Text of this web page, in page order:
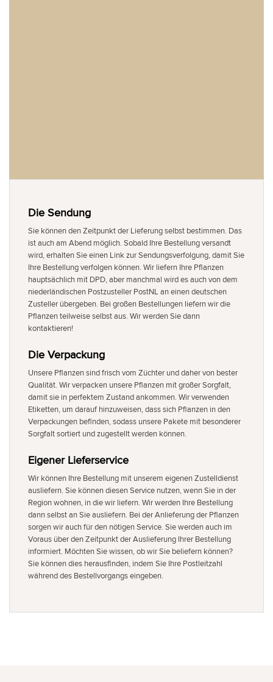
Die Sendung
Sie können den Zeitpunkt der Lieferung selbst bestimmen. Das
ist auch am Abend möglich. Sobald Ihre Bestellung versandt
wird, erhalten Sie einen Link zur Sendungsverfolgung, damit Sie
Ihre Bestellung verfolgen können. Wir liefern Ihre Pflanzen
hauptsächlich mit DPD, aber manchmal wird es auch von dem
niederländischen Postzusteller PostNL an einen deutschen
Zusteller übergeben. Bei großen Bestellungen liefern wir die
Pflanzen teilweise selbst aus. Wir werden Sie dann
kontaktieren!
Die Verpackung
Unsere Pflanzen sind frisch vom Züchter und daher von bester
Qualität. Wir verpacken unsere Pflanzen mit großer Sorgfalt,
damit sie in perfektem Zustand ankommen. Wir verwenden
Etiketten, um darauf hinzuweisen, dass sich Pflanzen in den
Verpackungen befinden, sodass unsere Pakete mit besonderer
Sorgfalt sortiert und zugestellt werden können.
Eigener Lieferservice
Wir können Ihre Bestellung mit unserem eigenen Zustelldienst
ausliefern. Sie können diesen Service nutzen, wenn Sie in der
Region wohnen, in die wir liefern. Wir werden Ihre Bestellung
dann selbst an Sie ausliefern. Bei der Anlieferung der Pflanzen
sorgen wir auch für den nötigen Service. Sie werden auch im
Voraus über den Zeitpunkt der Auslieferung Ihrer Bestellung
informiert. Möchten Sie wissen, ob wir Sie beliefern können?
Sie können dies herausfinden, indem Sie Ihre Postleitzahl
während des Bestellvorgangs eingeben.